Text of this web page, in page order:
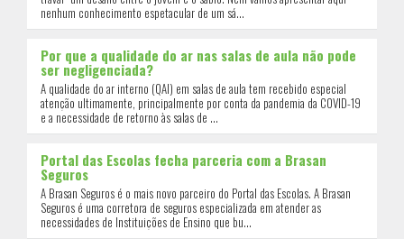
nenhum conhecimento espetacular de um sá...
Por que a qualidade do ar nas salas de aula não pode
ser negligenciada?
A qualidade do ar interno (QAI) em salas de aula tem recebido especial
atenção ultimamente, principalmente por conta da pandemia da COVID-19
e a necessidade de retorno às salas de ...
Portal das Escolas fecha parceria com a Brasan
Seguros
A Brasan Seguros é o mais novo parceiro do Portal das Escolas. A Brasan
Seguros é uma corretora de seguros especializada em atender as
necessidades de Instituições de Ensino que bu...